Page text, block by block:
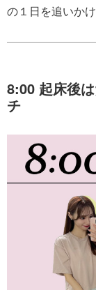
の１日を追いかけ
8:00 起床後
チ